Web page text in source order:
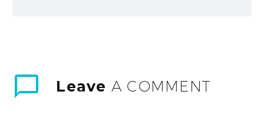
Leave A COMMENT